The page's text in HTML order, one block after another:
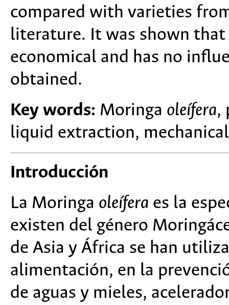
compared with varieties
literature. It was shown
economical and has no
obtained.
Key words: Moringa oleífera,
liquid extraction,
Introducción
La Moringa oleífera es la
existen del género
de Asia y África se han
alimentación, en la
de aguas y mieles,